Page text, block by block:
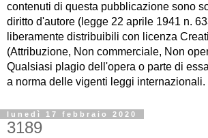
contenuti di questa pubblicazione sono
diritto d'autore (legge 22 aprile 1941 n.
liberamente distribuibili con licenza
(Attribuzione, Non commerciale, Non
Qualsiasi plagio dell'opera o parte di
a norma delle vigenti leggi internazionali.
lunedì 17 febbraio 2020
3189